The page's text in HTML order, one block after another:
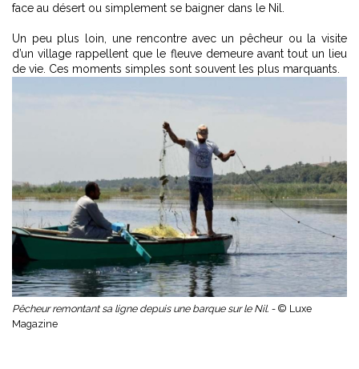
face au désert ou simplement se baigner dans le Nil.
Un peu plus loin, une rencontre avec un pêcheur ou la visite
d’un village rappellent que le fleuve demeure avant tout un lieu
de vie. Ces moments simples sont souvent les plus marquants.
Pêcheur remontant sa ligne depuis une barque sur le Nil. - © Luxe
Magazine